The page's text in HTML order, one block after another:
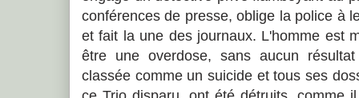
conférences de presse, oblige la police à
et fait la une des journaux. L'homme est
être une overdose, sans aucun
classée comme un suicide et tous ses